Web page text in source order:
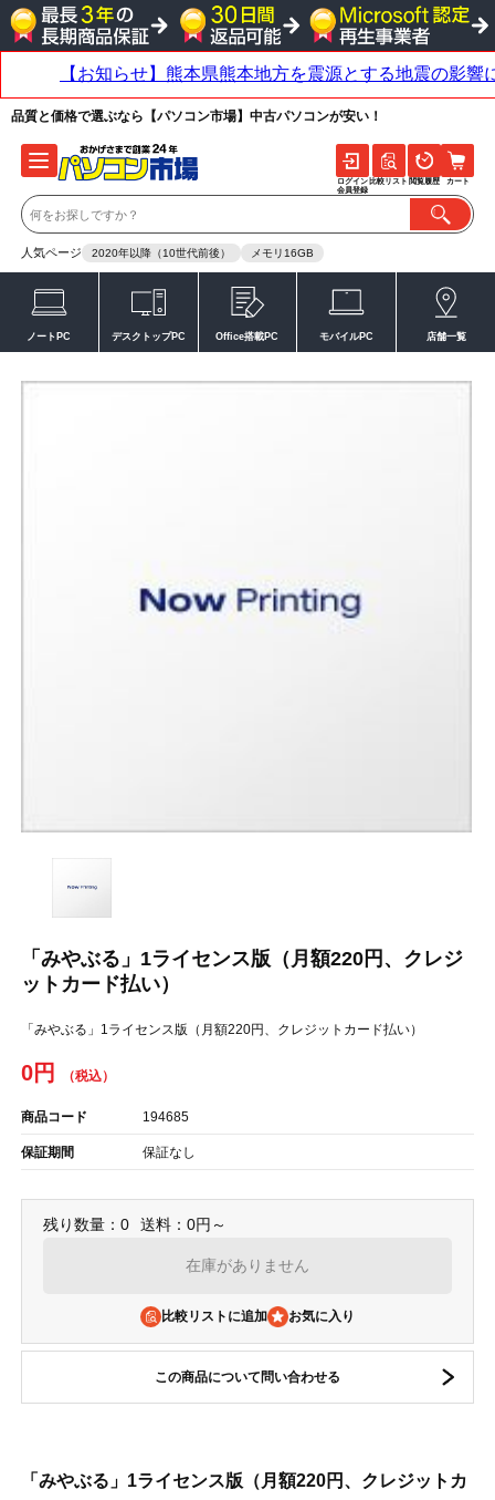
品質と価格で選ぶなら【パソコン市場】中古パソコンが安い！
人気ページ 2020年以降（10世代前後） メモリ16GB
ログイン
会員登録
比較リスト 閲覧履歴 カート
ノートPC デスクトップPC Office搭載PC モバイルPC 店舗一覧
「みやぶる」1ライセンス版（月額220円、クレジ
ットカード払い）
「みやぶる」1ライセンス版（月額220円、クレジットカード払い）
0円
商品コード 194685
保証期間 保証なし
残り数量：0 送料：0円～
在庫がありません
比較リストに追加
この商品について問い合わせる
「みやぶる」1ライセンス版（月額220円、クレジットカ